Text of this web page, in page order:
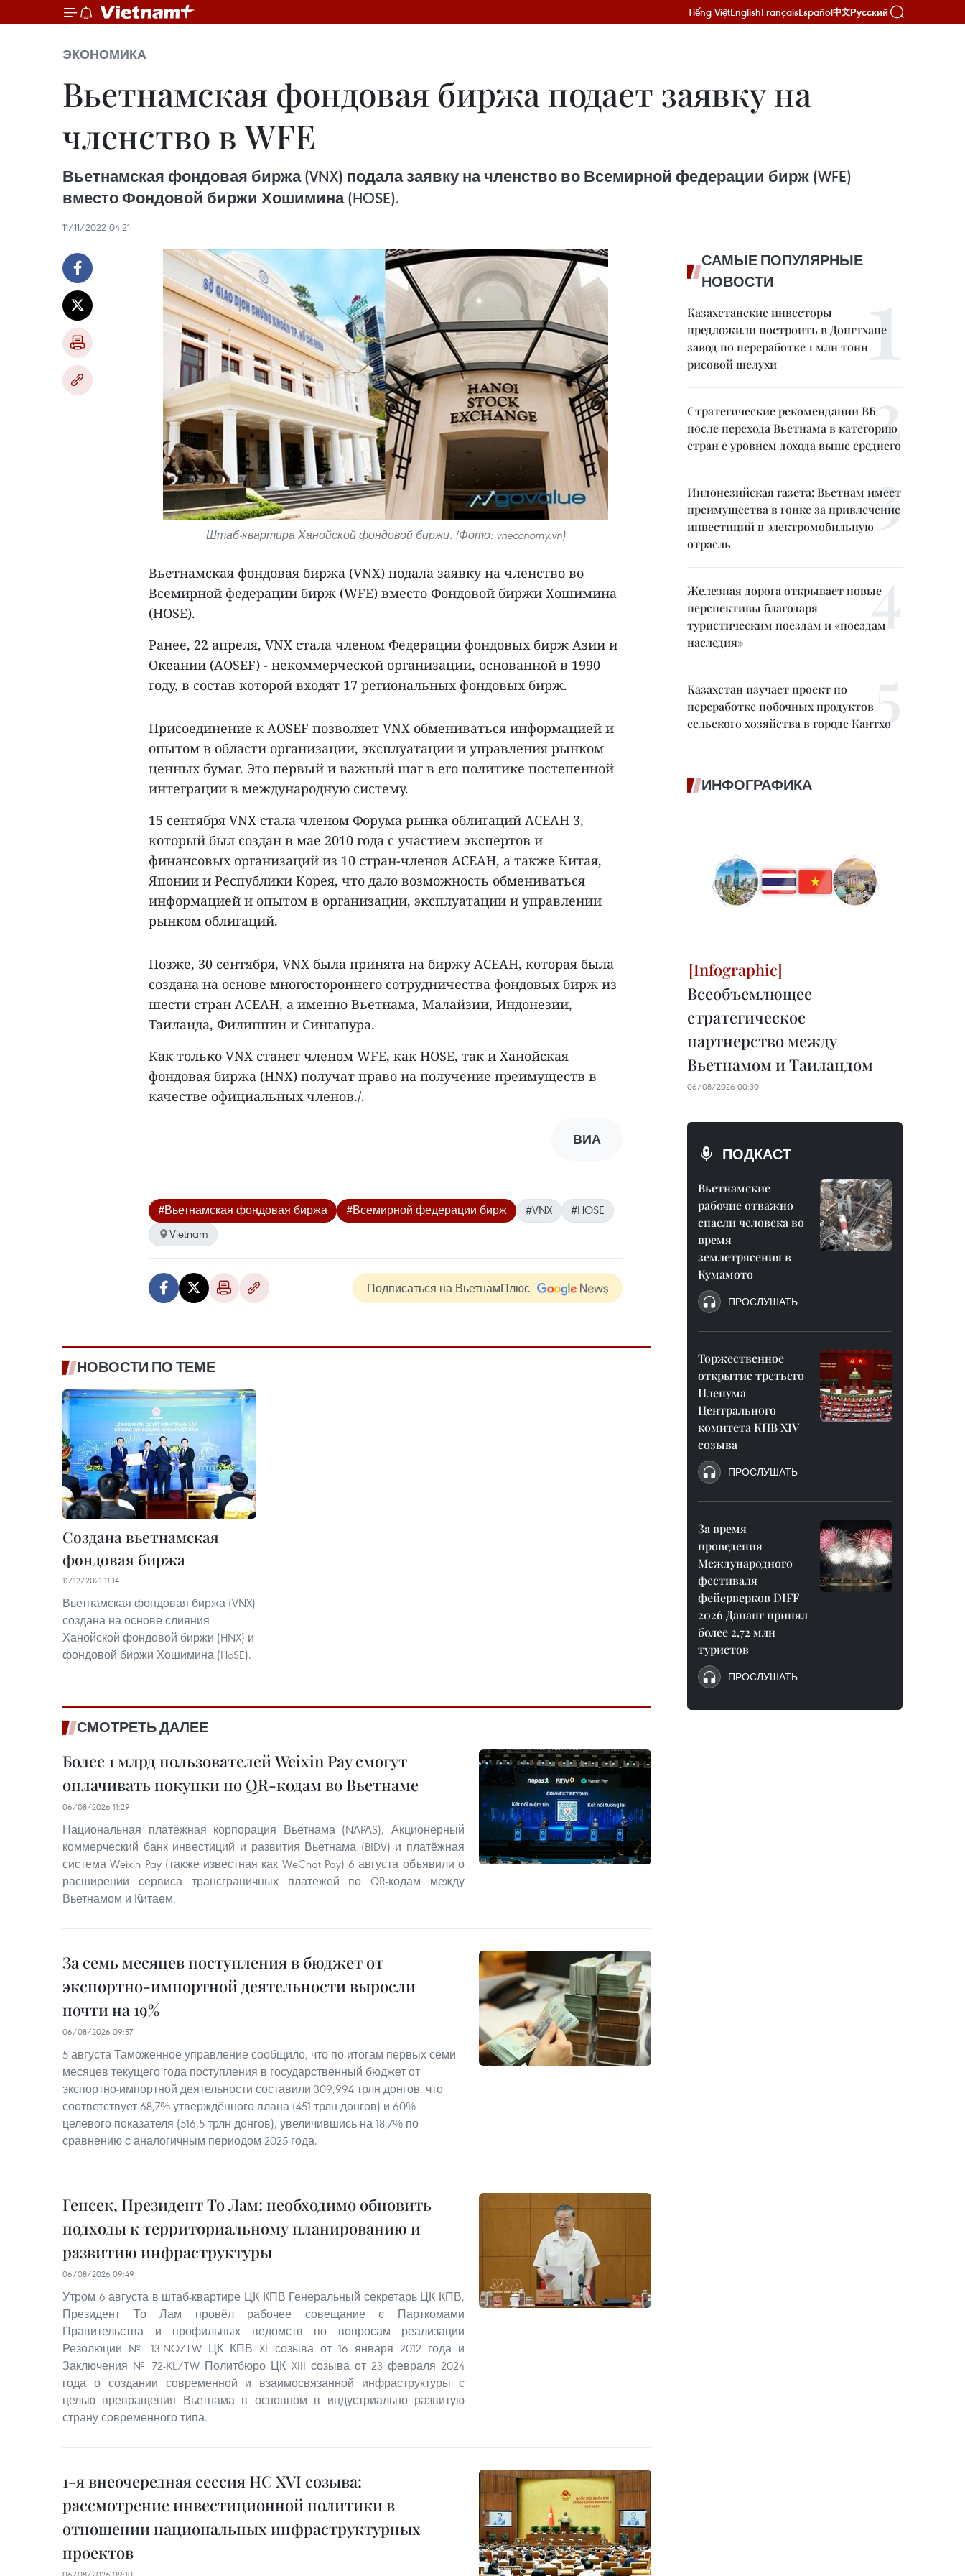
Tiếng ViệtEnglishFrançaisEspañol中文Русский
ЭКОНОМИКА
Вьетнамская фондовая биржа подает заявку на
членство в WFE
Вьетнамская фондовая биржа (VNX) подала заявку на членство во Всемирной федерации бирж (WFE)
вместо Фондовой биржи Хошимина (HOSE).
11/11/2022 04:21
Штаб-квартира Ханойской фондовой биржи. (Фото: vneconomy.vn)
Вьетнамская фондовая биржа (VNX) подала заявку на членство во
Всемирной федерации бирж (WFE) вместо Фондовой биржи Хошимина
(HOSE).
Ранее, 22 апреля, VNX стала членом Федерации фондовых бирж Азии и
Океании (AOSEF) - некоммерческой организации, основанной в 1990
году, в состав которой входят 17 региональных фондовых бирж.
Присоединение к AOSEF позволяет VNX обмениваться информацией и
опытом в области организации, эксплуатации и управления рынком
ценных бумаг. Это первый и важный шаг в его политике постепенной
интеграции в международную систему.
15 сентября VNX стала членом Форума рынка облигаций АСЕАН 3,
который был создан в мае 2010 года с участием экспертов и
финансовых организаций из 10 стран-членов АСЕАН, а также Китая,
Японии и Республики Корея, что дало возможность обмениваться
информацией и опытом в организации, эксплуатации и управлении
рынком облигаций.
Позже, 30 сентября, VNX была принята на биржу АСЕАН, которая была
создана на основе многостороннего сотрудничества фондовых бирж из
шести стран АСЕАН, а именно Вьетнама, Малайзии, Индонезии,
Таиланда, Филиппин и Сингапура.
Как только VNX станет членом WFE, как HOSE, так и Ханойская
фондовая биржа (HNX) получат право на получение преимуществ в
качестве официальных членов./.
ВИА
#Вьетнамская фондовая биржа #Всемирной федерации бирж #VNX
#HOSE
Vietnam
Подписаться на ВьетнамПлюс
НОВОСТИ ПО ТЕМЕ
Создана вьетнамская
фондовая биржа
11/12/2021 11:14
Вьетнамская фондовая биржа (VNX)
создана на основе слияния
Ханойской фондовой биржи (HNX) и
фондовой биржи Хошимина (HoSE).
СМОТРЕТЬ ДАЛЕЕ
Более 1 млрд пользователей Weixin Pay смогут
оплачивать покупки по QR-кодам во Вьетнаме
06/08/2026 11:29
Национальная платёжная корпорация Вьетнама (NAPAS), Акционерный
коммерческий банк инвестиций и развития Вьетнама (BIDV) и платёжная
система Weixin Pay (также известная как WeChat Pay) 6 августа объявили о
расширении сервиса трансграничных платежей по QR-кодам между
Вьетнамом и Китаем.
За семь месяцев поступления в бюджет от
экспортно-импортной деятельности выросли
почти на 19%
06/08/2026 09:57
5 августа Таможенное управление сообщило, что по итогам первых семи
месяцев текущего года поступления в государственный бюджет от
экспортно-импортной деятельности составили 309,994 трлн донгов, что
соответствует 68,7% утверждённого плана (451 трлн донгов) и 60%
целевого показателя (516,5 трлн донгов), увеличившись на 18,7% по
сравнению с аналогичным периодом 2025 года.
Генсек, Президент То Лам: необходимо обновить
подходы к территориальному планированию и
развитию инфраструктуры
06/08/2026 09:49
Утром 6 августа в штаб-квартире ЦК КПВ Генеральный секретарь ЦК КПВ,
Президент То Лам провёл рабочее совещание с Парткомами
Правительства и профильных ведомств по вопросам реализации
Резолюции № 13-NQ/TW ЦК КПВ XI созыва от 16 января 2012 года и
Заключения № 72-KL/TW Политбюро ЦК XIII созыва от 23 февраля 2024
года о создании современной и взаимосвязанной инфраструктуры с
целью превращения Вьетнама в основном в индустриально развитую
страну современного типа.
1-я внеочередная сессия НС XVI созыва:
рассмотрение инвестиционной политики в
отношении национальных инфраструктурных
проектов
САМЫЕ ПОПУЛЯРНЫЕ
НОВОСТИ
Казахстанские инвесторы
предложили построить в Донгтхапе
завод по переработке 1 млн тонн
рисовой шелухи
Стратегические рекомендации ВБ
после перехода Вьетнама в категорию
стран с уровнем дохода выше среднего
Индонезийская газета: Вьетнам имеет
преимущества в гонке за привлечение
инвестиций в электромобильную
отрасль
Железная дорога открывает новые
перспективы благодаря
туристическим поездам и «поездам
наследия»
Казахстан изучает проект по
переработке побочных продуктов
сельского хозяйства в городе Кантхо
ИНФОГРАФИКА
Всеобъемлющее
стратегическое
партнерство между
Вьетнамом и Таиландом
06/08/2026 00:30
ПОДКАСТ
Вьетнамские
рабочие отважно
спасли человека во
время
землетрясения в
Кумамото
ПРОСЛУШАТЬ
Торжественное
открытие третьего
Пленума
Центрального
комитета КПВ XIV
созыва
ПРОСЛУШАТЬ
За время
проведения
Международного
фестиваля
фейерверков DIFF
2026 Дананг принял
более 2,72 млн
туристов
ПРОСЛУШАТЬ